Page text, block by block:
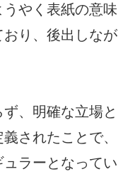
やく表紙の意味
り、後出しなが
、明確な立場と
されたことで、
ラーとなってい